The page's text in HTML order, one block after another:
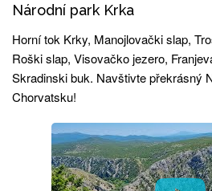
Národní park Krka
Horní tok Krky, Manojlovački slap,
Roški slap, Visovačko jezero,
Skradinski buk. Navštivte překrásný
Chorvatsku!